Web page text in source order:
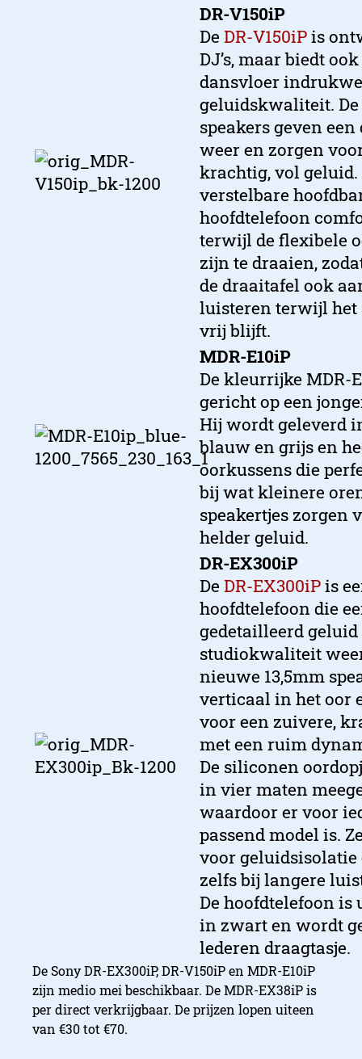
DR-V150iP
De DR-V150iPis
DJ’s, maar biedt
dansvloer
geluidskwaliteit.
speakers geven een
weer en zorgen
krachtig, vol geluid.
verstelbare
hoofdtelefoon
terwijl de flexibele
zijn te draaien,
de draaitafel ook
luisteren terwijl het
vrij blijft.
MDR-E10iP
De kleurrijke MDR-
gericht op een
Hij wordt geleverd
blauw en grijs en
oorkussens die
bij wat kleinere
speakertjes zorgen
helder geluid.
DR-EX300iP
De DR-EX300iPis
hoofdtelefoon die
gedetailleerd
studiokwaliteit
nieuwe 13,5mm
verticaal in het oor
voor een zuivere,
met een ruim
De siliconen
in vier maten
waardoor er voor
passend model is.
voor geluidsisolatie
zelfs bij langere
De hoofdtelefoon is
in zwart en wordt
lederen draagtasje.
De Sony DR-EX300iP, DR-V150iP en MDR-E10iP
zijn medio mei beschikbaar. De MDR-EX38iP is
per direct verkrijgbaar. De prijzen lopen uiteen
van €30 tot €70.